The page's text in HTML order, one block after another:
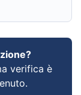
verifica è